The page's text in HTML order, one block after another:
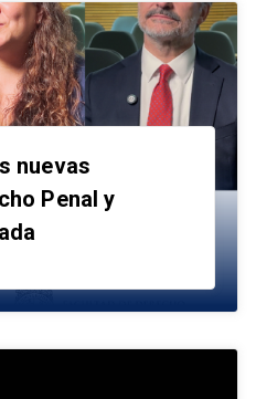
nuevas
Penal y